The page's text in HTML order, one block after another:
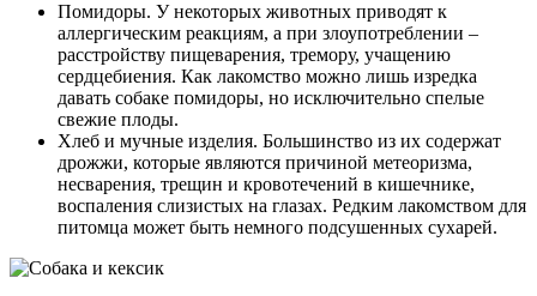
Помидоры. У некоторых животных приводят к
аллергическим реакциям, а при злоупотреблении –
расстройству пищеварения, тремору, учащению
сердцебиения. Как лакомство можно лишь изредка
давать собаке помидоры, но исключительно спелые
свежие плоды.
Хлеб и мучные изделия. Большинство из их содержат
дрожжи, которые являются причиной метеоризма,
несварения, трещин и кровотечений в кишечнике,
воспаления слизистых на глазах. Редким лакомством для
питомца может быть немного подсушенных сухарей.